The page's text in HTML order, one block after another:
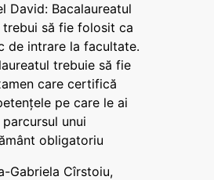
David: Bacalaureatul
trebui să fie folosit ca
de intrare la facultate.
trebuie să fie
care certifică
pe care le ai
unui
obligatoriu
Gabriela Cîrstoiu,